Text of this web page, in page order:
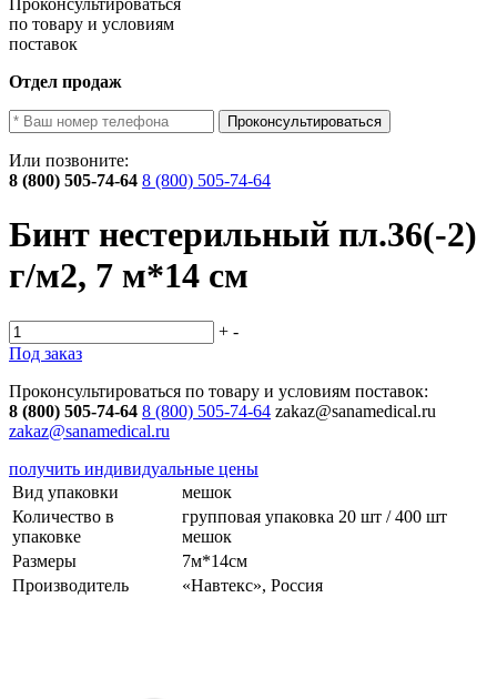
Проконсультироваться
по товару и условиям
поставок
Отдел продаж
Проконсультироваться
Или позвоните:
8 (800) 505-74-64 8 (800) 505-74-64
Бинт нестерильный пл.36(-2)
г/м2, 7 м*14 см
+ -
Под заказ
Проконсультироваться по товару и условиям поставок:
8 (800) 505-74-64 8 (800) 505-74-64 zakaz@sanamedical.ru
zakaz@sanamedical.ru
получить индивидуальные цены
Вид упаковки
мешок
Количество в
упаковке
групповая упаковка 20 шт / 400 шт
мешок
Размеры
7м*14см
Производитель
«Навтекс», Россия